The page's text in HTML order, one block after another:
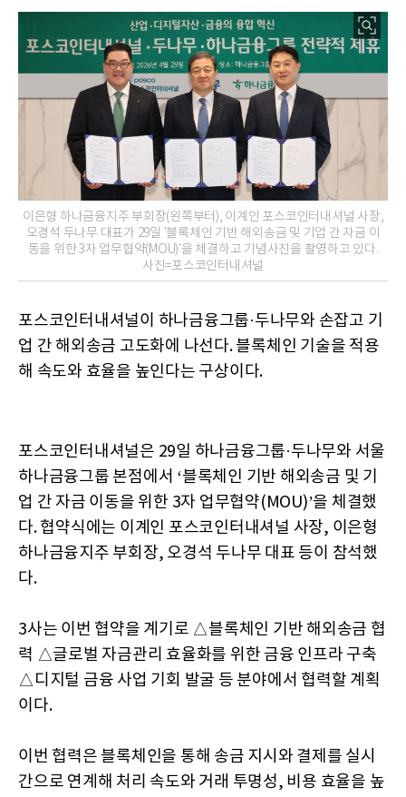
이은형 하나금융지주 부회장(왼쪽부터), 이계인 포스코인터내셔널 사장,
오경석 두나무 대표가 29일 '블록체인 기반 해외송금 및 기업 간 자금 이
동을 위한 3자 업무협약(MOU)'을 체결하고 기념사진을 촬영하고 있다.
사진=포스코인터내셔널
포스코인터내셔널이 하나금융그룹·두나무와 손잡고 기
업 간 해외송금 고도화에 나선다. 블록체인 기술을 적용
해 속도와 효율을 높인다는 구상이다.
포스코인터내셔널은 29일 하나금융그룹·두나무와 서울
하나금융그룹 본점에서 ‘블록체인 기반 해외송금 및 기
업 간 자금 이동을 위한 3자 업무협약(MOU)’을 체결했
다. 협약식에는 이계인 포스코인터내셔널 사장, 이은형
하나금융지주 부회장, 오경석 두나무 대표 등이 참석했
다.
3사는 이번 협약을 계기로 △블록체인 기반 해외송금 협
력 △글로벌 자금관리 효율화를 위한 금융 인프라 구축
△디지털 금융 사업 기회 발굴 등 분야에서 협력할 계획
이다.
이번 협력은 블록체인을 통해 송금 지시와 결제를 실시
간으로 연계해 처리 속도와 거래 투명성, 비용 효율을 높